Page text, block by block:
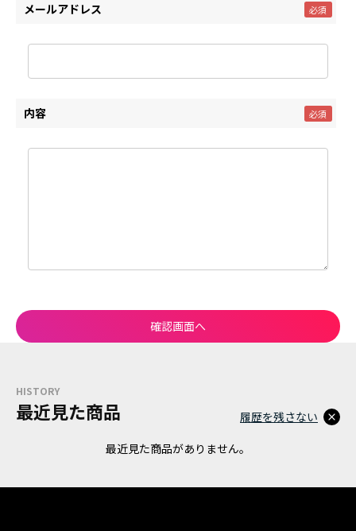
メールアドレス
内容
HISTORY
最近見た商品
最近見た商品がありません。
履歴を残さない